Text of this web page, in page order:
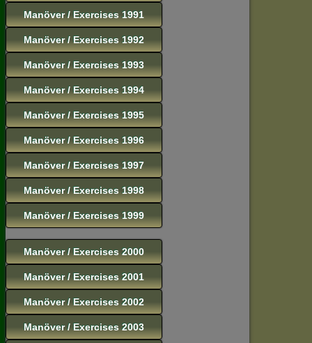
Manöver / Exercises 1991
Manöver / Exercises 1992
Manöver / Exercises 1993
Manöver / Exercises 1994
Manöver / Exercises 1995
Manöver / Exercises 1996
Manöver / Exercises 1997
Manöver / Exercises 1998
Manöver / Exercises 1999
Manöver / Exercises 2000
Manöver / Exercises 2001
Manöver / Exercises 2002
Manöver / Exercises 2003